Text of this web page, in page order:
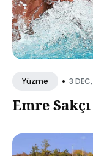
Yüzme • 3
Emre